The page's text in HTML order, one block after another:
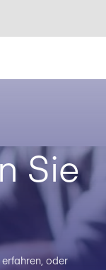
Sie
oder